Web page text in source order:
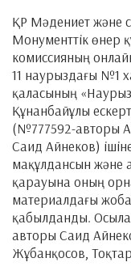
ҚР Мәдениет және
Монументтік өнер
комиссияның
11 наурыздағы №1
қаласының
Құнанбайұлы
(№777592-авторы
Саид Айнеков)
мақұлдансын және
қарауына оның
материалдағы
қабылданды.
авторы Саид
Жұбанқосов,